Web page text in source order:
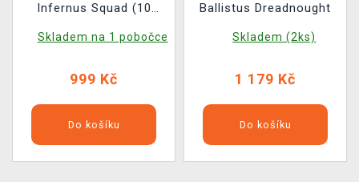
Infernus Squad (10
Skladem na 1 pobočce
999 Kč
Do košíku
Ballistus Dreadnought
Skladem (2ks)
1 179 Kč
Do košíku